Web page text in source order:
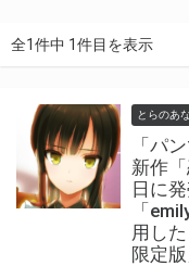
全1件中 1件目を表示
とらのあ
「パ
新作
日に
「
用し
限定